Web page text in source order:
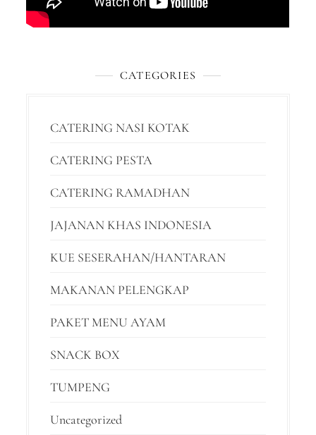
CATEGORIES
CATERING NASI KOTAK
CATERING PESTA
CATERING RAMADHAN
JAJANAN KHAS INDONESIA
KUE SESERAHAN/HANTARAN
MAKANAN PELENGKAP
PAKET MENU AYAM
SNACK BOX
TUMPENG
Uncategorized